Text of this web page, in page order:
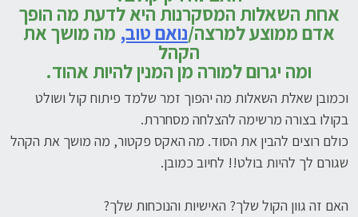
אחת השאלות המסקרנות היא לדעת מה הופך
אדם ממוצע למרצה/נואם טוב, מה מושך את
הקהל
ומה יגרום למורה מן המנין להיות אהוד.
וכמובן שאלת השאלות מה יהפוך זמר שלמד פיתוח קול ושולט
בקולו בצורה מרשימה להצלחה מסחררת.
כולם רוצים להבין את הסוד. מה האקס פקטור, מה מושך את הקהל
שגורם לך להיות בולט!! לחיוב כמובן.
האם זה גוון הקול שלך? האישיות והנוכחות שלך?